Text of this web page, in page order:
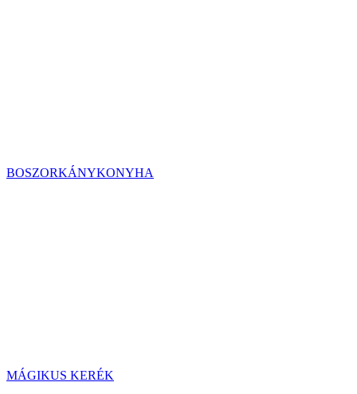
BOSZORKÁNYKONYHA
MÁGIKUS KERÉK